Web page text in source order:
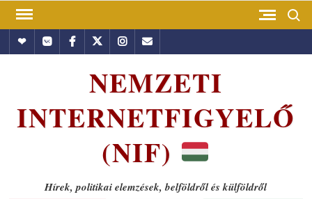
Skip
contentHundubVkontakte
Facebook
TwitterInstagram
Email
NEMZETI
INTERNETFIGYELŐ
(NIF)
Hírek, politikai elemzések, belföldről és külföldről